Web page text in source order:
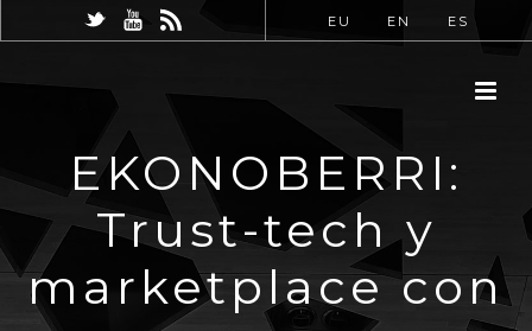
EU EN ES
EKONOBERRI:
Trust-tech y
marketplace con